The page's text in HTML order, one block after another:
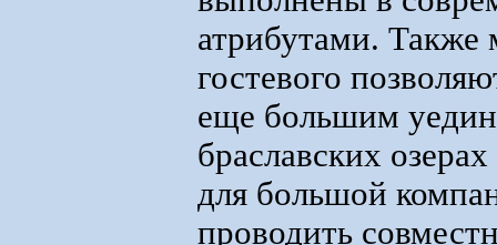
атрибутами. Также
гостевого
еще большим
браславских
для большой
проводить